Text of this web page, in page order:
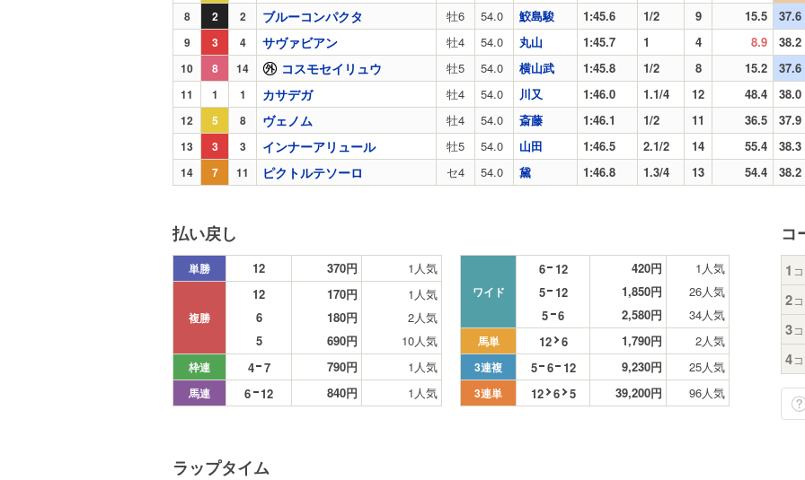
8 2 2 ブルーコンパクタ 牡6 54.0 鮫島駿 1:45.6 1/2 9 15.5 37.6
9 3 4 サヴァビアン 牡4 54.0 丸山 1:45.7 1 4 8.9 38.2
10 8 14 コスモセイリュウ 牡5 54.0 横山武 1:45.8 1/2 8 15.2 37.6
11 1 1 カサデガ 牡4 54.0 川又 1:46.0 1.1/4 12 48.4 38.0
12 5 8 ヴェノム 牡4 54.0 斎藤 1:46.1 1/2 11 36.5 37.9
13 3 3 インナーアリュール 牡5 54.0 山田 1:46.5 2.1/2 14 55.4 38.3
14 7 11 ピクトルテソーロ セ4 54.0 黛 1:46.8 1.3/4 13 54.4 38.2
払い戻し
単勝 12 370円 1人気
複勝
12
6
5
170円
180円
690円
1人気
2人気
10人気
枠連 4 7 790円 1人気
馬連 6 12 840円 1人気
ワイド
6
12
5
12
5 6
420円
1,850円
2,580円
1人気
26人気
34人気
馬単 12 6 1,790円 2人気
3連複 5 6 12 9,230円 25人気
3連単 12 6 5 39,200円 96人気
コ
1
2
3
4
ラップタイム